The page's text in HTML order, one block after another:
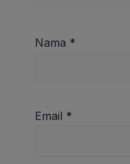
Nama *
Email *